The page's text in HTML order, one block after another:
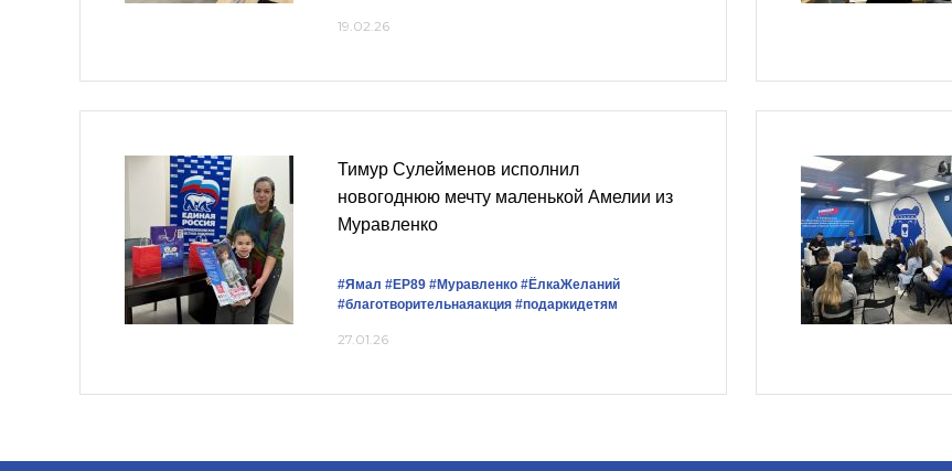
19.02.26
Тимур Сулейменов исполнил
новогоднюю мечту маленькой Амелии из
Муравленко
#Ямал #ЕР89 #Муравленко #ЁлкаЖеланий
#благотворительнаяакция #подаркидетям
27.01.26